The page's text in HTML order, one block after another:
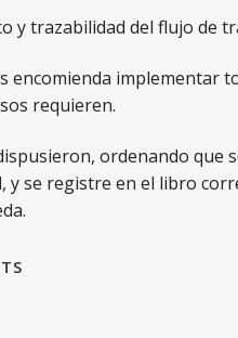
y trazabilidad del flujo de
encomienda implementar
requieren.
ordenando que
y se registre en el libro